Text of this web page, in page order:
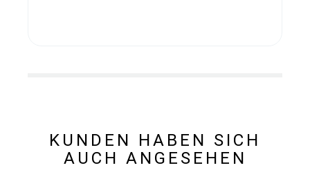
KUNDEN HABEN SICH
AUCH ANGESEHEN